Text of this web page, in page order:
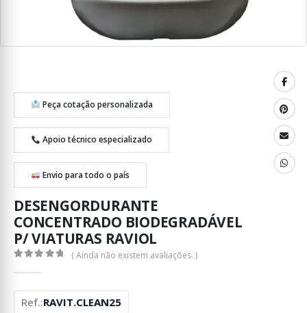
Peça cotação personalizada
Apoio técnico especializado
Envio para todo o país
DESENGORDURANTE
CONCENTRADO BIODEGRADÁVEL
P/ VIATURAS RAVIOL
( Ainda não existem avaliações. )
Ref.:RAVIT.CLEAN25